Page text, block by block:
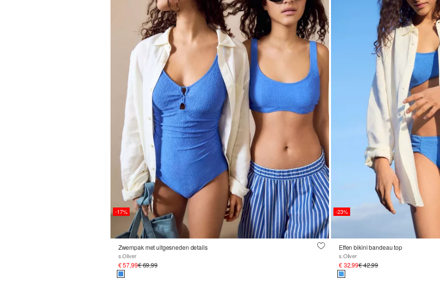
-17%
Zwempak met uitgesneden details
s.Oliver
€ 57,99€ 69,99
-23%
Effen bikini bandeau top
s.Oliver
€ 32,99€ 42,99